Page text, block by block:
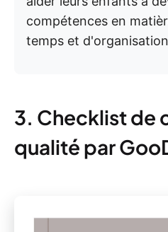
compétences en
temps et
3. Checklist de
qualité par